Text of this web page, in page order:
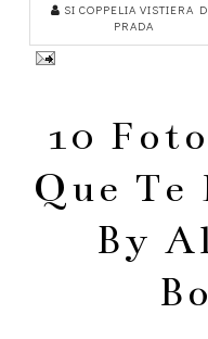
SI COPPELIA VISTIERA
PRADA
10
Que Te
By